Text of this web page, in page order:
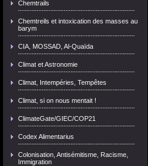
Chemtrails
Chemtreils et intoxication des masses au
barym
CIA, MOSSAD, Al-Quaïda
Climat et Astronomie
Climat, Intempéries, Tempêtes
Climat, si on nous mentait !
ClimateGate/GIEC/COP21
Codex Alimentarius
Colonisation, Antisémitisme, Racisme,
Immigration